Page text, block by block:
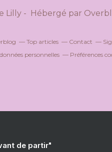
Lilly - Hébergé par
Top articles Contact
personnelles
Préférences
de partir"